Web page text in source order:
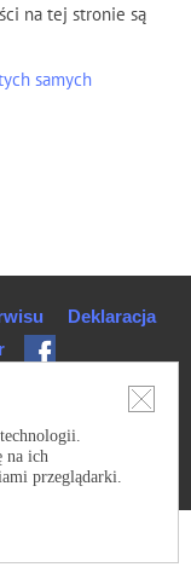
na tej stronie są
samych
na ich
przeglądarki.
Deklaracja